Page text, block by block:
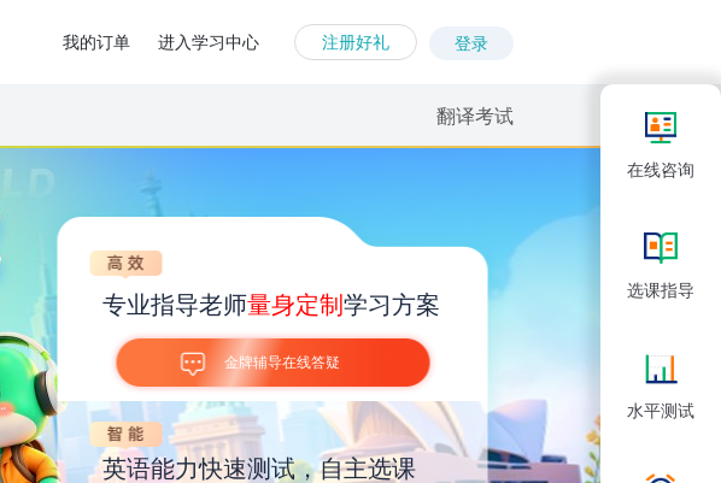
我的订单 进入学习中心 注册好礼 登录
翻译考试
专业指导老师量身定制学习方案
金牌辅导在线答疑
英语能力快速测试，自主选课
在线咨询
选课指导
水平测试